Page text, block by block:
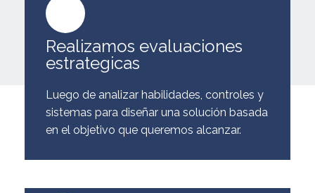
Realizamos evaluaciones
estrategicas
Luego de analizar habilidades, controles y
sistemas para diseñar una solución basada
en el objetivo que queremos alcanzar.